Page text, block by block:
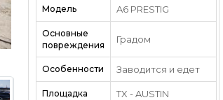
Модель A6 PRESTIG
Основные
повреждения
Градом
Особенности Заводится и едет
Площадка TX - AUSTIN